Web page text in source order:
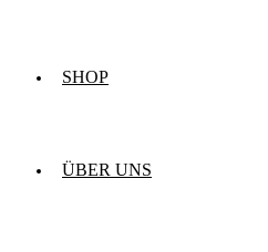
SHOP
ÜBER UNS